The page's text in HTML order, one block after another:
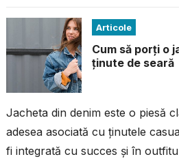
Articole
Cum să porți o
ținute de seară
Jacheta din denim este o piesă
adesea asociată cu ținutele
fi integrată cu succes și în